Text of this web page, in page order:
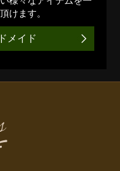
けます。
メイド